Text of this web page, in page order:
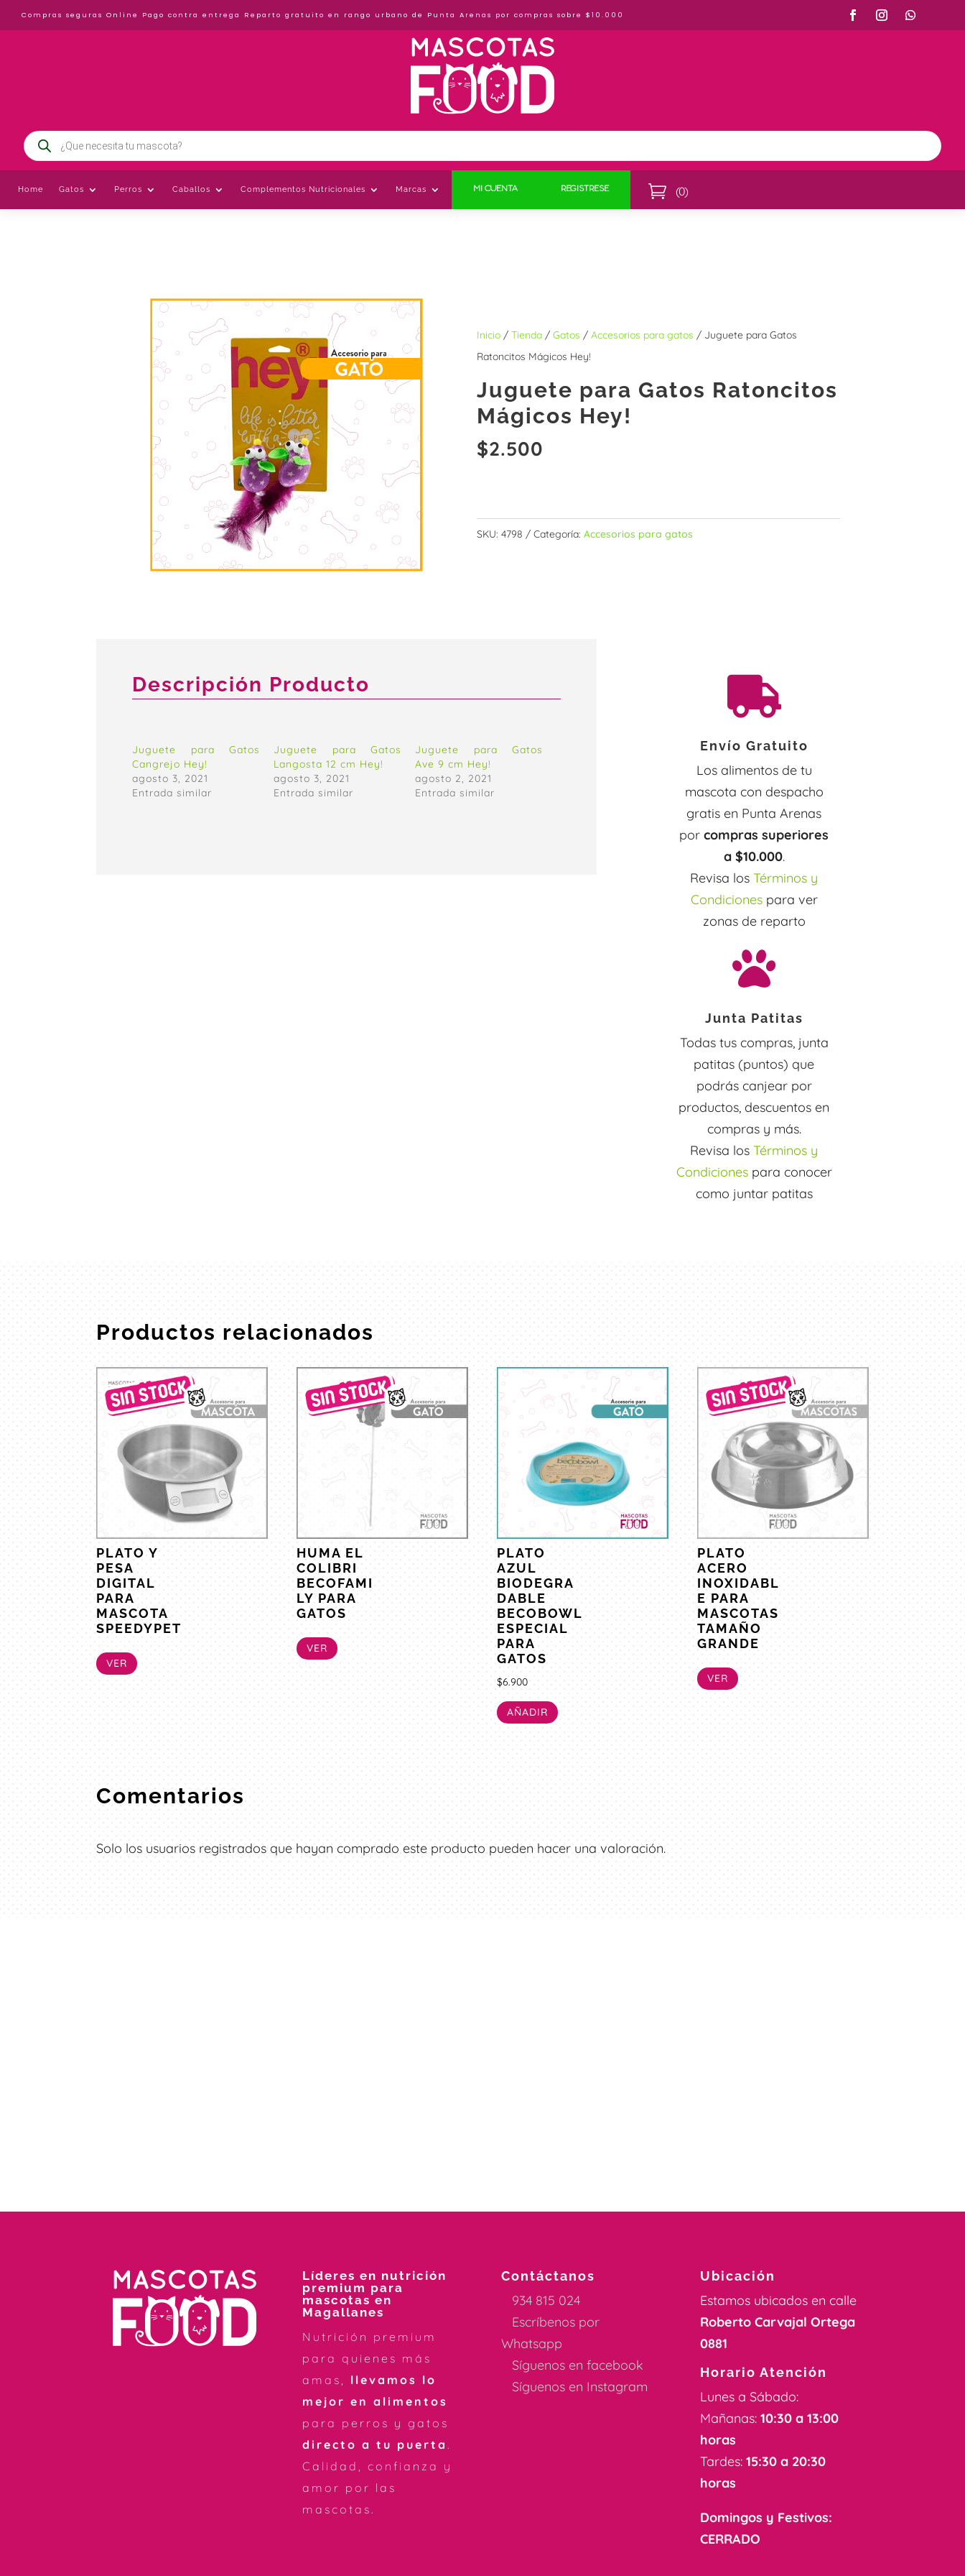
Compras seguras Online Pago contra entrega Reparto gratuito en rango urbano de Punta Arenas por compras sobre $10.000
Búsqueda
de
productos
Home Gatos Perros Caballos Complementos Nutricionales Marcas MI CUENTA REGISTRESE  (0)
Inicio /Tienda /Gatos /Accesorios para gatos / Juguete para Gatos
Ratoncitos Mágicos Hey!
Juguete para Gatos Ratoncitos
Mágicos Hey!
$2.500
SKU:4798 Categoría:Accesorios para gatos
Descripción Producto
Juguete para Gatos
Cangrejo Hey!
agosto 3, 2021
Entrada similar
Juguete para Gatos
Langosta 12 cm Hey!
agosto 3, 2021
Entrada similar
Juguete para Gatos
Ave 9 cm Hey!
agosto 2, 2021
Entrada similar

Envío Gratuito
Los alimentos de tu
mascota con despacho
gratis en Punta Arenas
porcompras superiores
a $10.000.
Revisa losTérminos y
Condicionespara ver
zonas de reparto

Junta Patitas
Todas tus compras, junta
patitas (puntos) que
podrás canjear por
productos, descuentos en
compras y más.
Revisa losTérminos y
Condicionespara conocer
como juntar patitas
Productos relacionados
PLATO Y
PESA
DIGITAL
PARA
MASCOTA
SPEEDYPET
VER
HUMA EL
COLIBRI
BECOFAMI
LY PARA
GATOS
VER
PLATO
AZUL
BIODEGRA
DABLE
BECOBOWL
ESPECIAL
PARA
GATOS
$6.900
AÑADIR
PLATO
ACERO
INOXIDABL
E PARA
MASCOTAS
TAMAÑO
GRANDE
VER
Comentarios
Solo los usuarios registrados que hayan comprado este producto pueden hacer una valoración.
Líderes en nutrición
premium para
mascotas en
Magallanes
Nutrición premium
para quienes más
amas, llevamos lo
mejor en alimentos
para perros y gatos
directo a tu puerta .
Calidad, confianza y
amor por las
mascotas.
Contáctanos
934 815 024
Escríbenos por
Whatsapp
Síguenos en facebook
Síguenos en Instagram
Ubicación
Estamos ubicados en calle
Roberto Carvajal Ortega
0881
Horario Atención
Lunes a Sábado:
Mañanas: 10:30 a 13:00
horas
Tardes: 15:30 a 20:30
horas
Domingos y Festivos:
CERRADO